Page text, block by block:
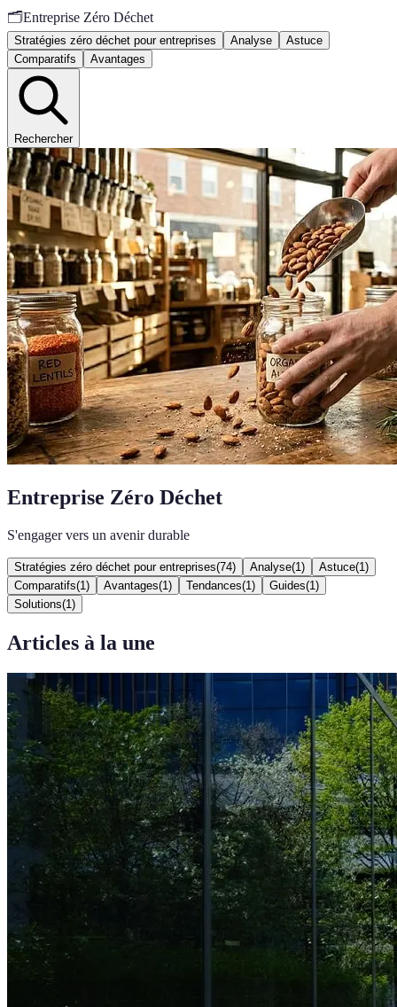
🗂️Entreprise Zéro Déchet
Stratégies zéro déchet pour entreprises Analyse
Astuce
Comparatifs
Avantages
Rechercher
Entreprise Zéro Déchet
S'engager vers un avenir durable
Stratégies zéro déchet pour entreprises(74) Analyse(1 ) Astuce(1 )
Comparatifs(1 ) Avantages(1 ) Tendances(1 ) Guides(1 )
Solutions(1 )
Articles à la une